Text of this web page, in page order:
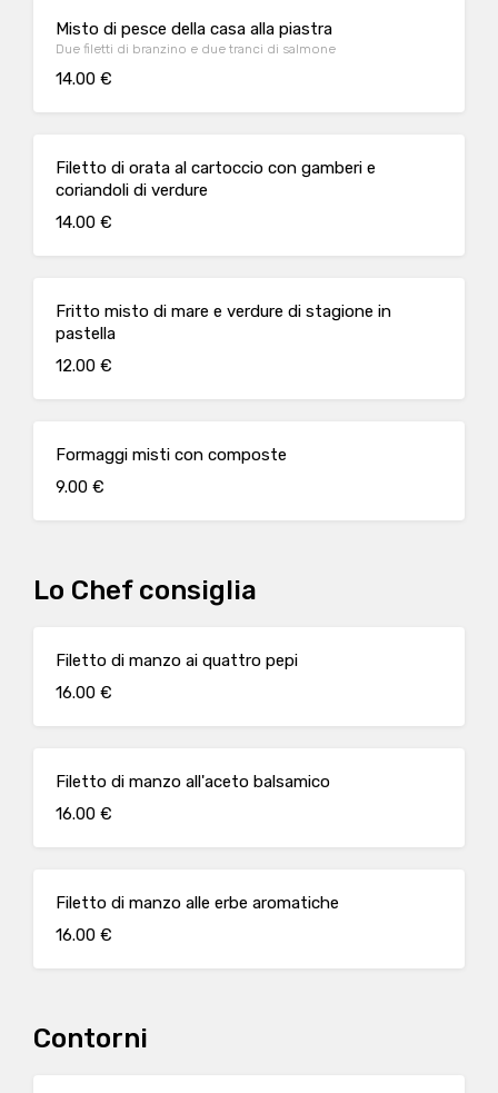
Misto di pesce della casa alla piastra
Due filetti di branzino e due tranci di salmone
14.00 €
Filetto di orata al cartoccio con gamberi e
coriandoli di verdure
14.00 €
Fritto misto di mare e verdure di stagione in
pastella
12.00 €
Formaggi misti con composte
9.00 €
Lo Chef consiglia
Filetto di manzo ai quattro pepi
16.00 €
Filetto di manzo all'aceto balsamico
16.00 €
Filetto di manzo alle erbe aromatiche
16.00 €
Contorni